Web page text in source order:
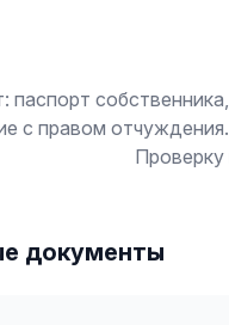
паспорт
с правом
документы